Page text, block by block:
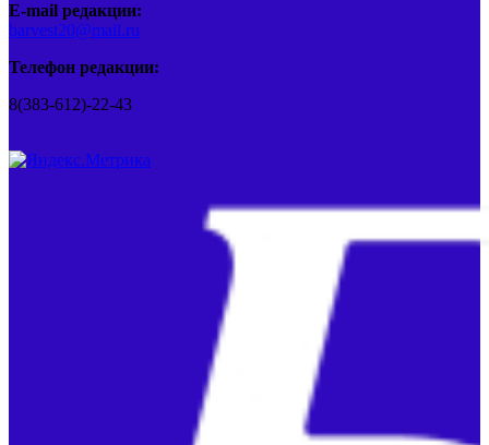
E-mail редакции:
barvest20@mail.ru
Телефон редакции:
8(383-612)-22-43